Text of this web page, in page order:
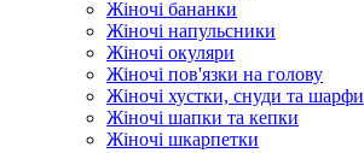
Жіночі бананки
Жіночі напульсники
Жіночі окуляри
Жіночі пов'язки на голову
Жіночі хустки, снуди та шарфи
Жіночі шапки та кепки
Жіночі шкарпетки